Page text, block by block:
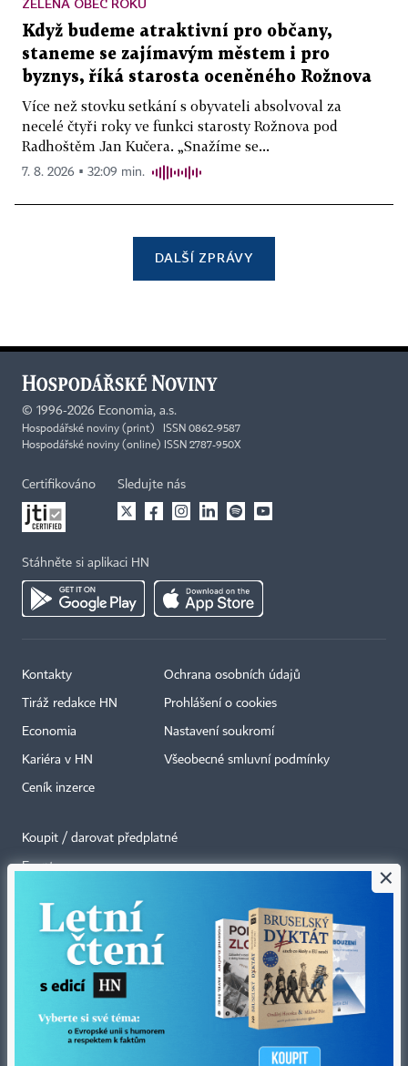
ZELENÁ OBEC ROKU
Když budeme atraktivní pro občany,
staneme se zajímavým městem i pro
byznys, říká starosta oceněného Rožnova
Více než stovku setkání s obyvateli absolvoval za
necelé čtyři roky ve funkci starosty Rožnova pod
Radhoštěm Jan Kučera. „Snažíme se...
7. 8. 2026 ▪ 32:09 min.
DALŠÍ ZPRÁVY
© 1996-2026 Economia, a.s.
Hospodářské noviny (print) ISSN 0862-9587
Hospodářské noviny (online) ISSN 2787-950X
Certifikováno Sledujte nás
Stáhněte si aplikaci HN
Kontakty
Tiráž redakce HN
Economia
Kariéra v HN
Ceník inzerce
Ochrana osobních údajů
Prohlášení o cookies
Nastavení soukromí
Všeobecné smluvní podmínky
Koupit / darovat předplatné
Eventy
RSS kanály
Autorská práva vykonává vydavatel. Bez písemného svolení vydavatele je
zakázáno jakékoli užití částí nebo celku díla, zejména rozmnožování a šíření
jakýmkoli způsobem, mechanickým nebo elektronickým, v českém nebo
jiném jazyce. Bez souhlasu vydavatele je zakázáno též rozmnožování
obsahu pro účely automatizované analýzy textů nebo dat
×